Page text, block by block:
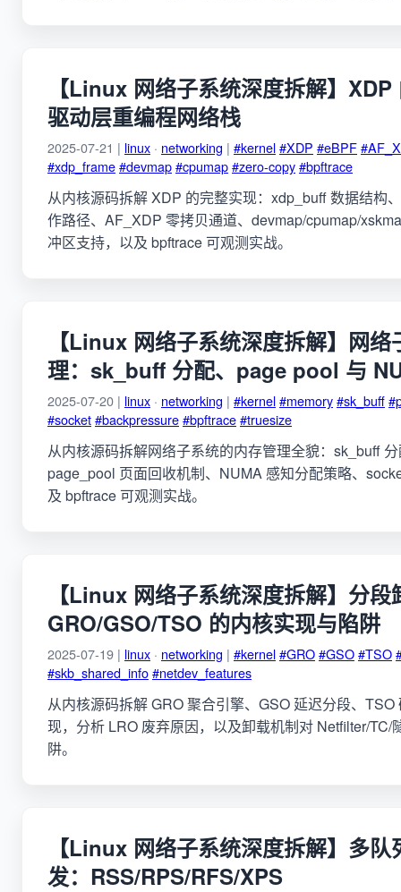
【Linux 网络子系统深度拆解】
驱动层重编程网络栈
2025-07-21 | linux · networking | #kernel#XDP #eBPF
#xdp_frame#devmap#cpumap#zero-copy#bpftrace
从内核源码拆解 XDP 的完整实现：xdp_buff 数据结构
作路径、AF_XDP 零拷贝通道、devmap/cpumap/
冲区支持，以及 bpftrace 可观测实战。
【Linux 网络子系统深度拆解】网
理：sk_buff 分配、page pool 与
2025-07-20 | linux · networking | #kernel#memory#sk_buff
#socket#backpressure#bpftrace#truesize
从内核源码拆解网络子系统的内存管理全貌：sk_buff
page_pool 页面回收机制、NUMA 感知分配策略、
及 bpftrace 可观测实战。
【Linux 网络子系统深度拆解】分段
GRO/GSO/TSO 的内核实现与陷阱
2025-07-19 | linux · networking | #kernel#GRO#GSO#TSO
#skb_shared_info#netdev_features
从内核源码拆解 GRO 聚合引擎、GSO 延迟分段、
现，分析 LRO 废弃原因，以及卸载机制对 Netfilter/TC/
阱。
【Linux 网络子系统深度拆解】多队
发：RSS/RPS/RFS/XPS